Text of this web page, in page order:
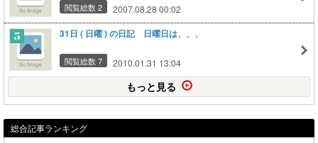
閲覧総数 2 2007.08.28 00:02
31日 ( 日曜 ) の日記 日曜日は、、、
閲覧総数 7 2010.01.31 13:04
もっと見る
総合記事ランキング